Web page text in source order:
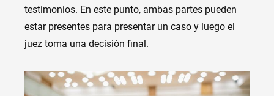
testimonios. En este punto, ambas partes pueden
estar presentes para presentar un caso y luego el
juez toma una decisión final.